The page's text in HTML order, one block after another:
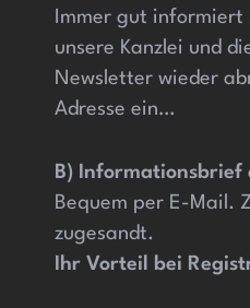
Immer gut
unsere Kanzlei und
Newsletter wieder
Adresse ein…
B) Informationsbrief
Bequem per E-Mail.
zugesandt.
Ihr Vorteil bei